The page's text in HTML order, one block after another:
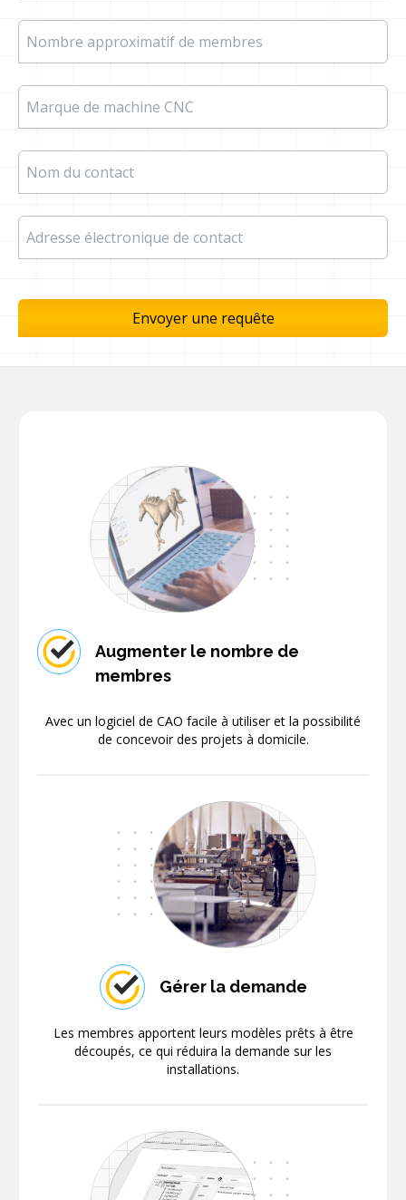
Nombre approximatif de membres
Marque de machine CNC
Nom du contact
Adresse électronique de contact
Envoyer une requête
Augmenter le nombre de
membres
Avec un logiciel de CAO facile à utiliser et la possibilité
de concevoir des projets à domicile.
Gérer la demande
Les membres apportent leurs modèles prêts à être
découpés, ce qui réduira la demande sur les
installations.